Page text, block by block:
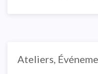
Ateliers,